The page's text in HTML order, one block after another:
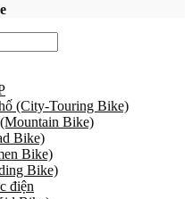
(City-Touring Bike)
Bike)
Bike)
Bike)
Bike)
điện